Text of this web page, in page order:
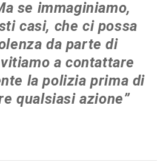
se immaginiamo,
casi, che ci possa
da parte di
a contattare
la polizia prima di
qualsiasi azione”